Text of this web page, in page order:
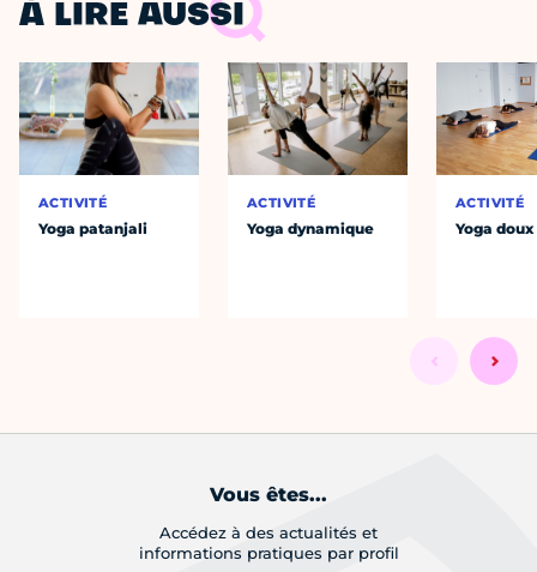
À LIRE AUSSI
ACTIVITÉ
Yoga patanjali
ACTIVITÉ
Yoga dynamique
ACTIVITÉ
Yoga doux
Vous êtes...
Accédez à des actualités et
informations pratiques par profil